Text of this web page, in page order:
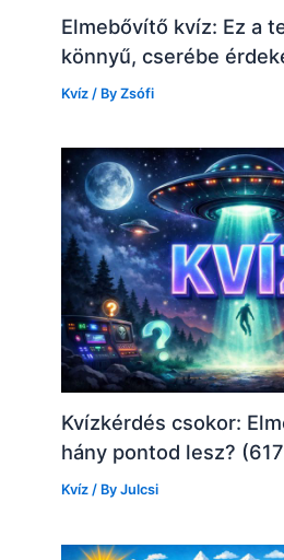
Elmebővítő kvíz: Ez a
könnyű, cserébe
Kvíz / ByZsófi
Kvízkérdés csokor:
hány pontod lesz?
Kvíz / ByJulcsi